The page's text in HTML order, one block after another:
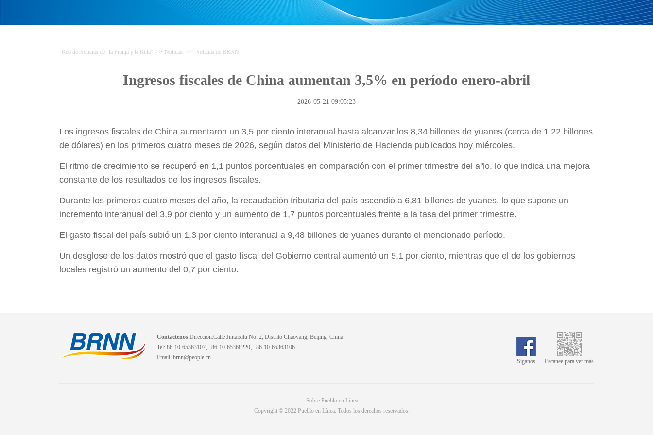
Red de Noticias de "la Franja y la Ruta" >> Noticias >> Noticias de BRNN
Ingresos fiscales de China aumentan 3,5% en período enero-abril
2026-05-21 09:05:23
Los ingresos fiscales de China aumentaron un 3,5 por ciento interanual hasta alcanzar los 8,34 billones de yuanes (cerca de 1,22 billones
de dólares) en los primeros cuatro meses de 2026, según datos del Ministerio de Hacienda publicados hoy miércoles.
El ritmo de crecimiento se recuperó en 1,1 puntos porcentuales en comparación con el primer trimestre del año, lo que indica una mejora
constante de los resultados de los ingresos fiscales.
Durante los primeros cuatro meses del año, la recaudación tributaria del país ascendió a 6,81 billones de yuanes, lo que supone un
incremento interanual del 3,9 por ciento y un aumento de 1,7 puntos porcentuales frente a la tasa del primer trimestre.
El gasto fiscal del país subió un 1,3 por ciento interanual a 9,48 billones de yuanes durante el mencionado período.
Un desglose de los datos mostró que el gasto fiscal del Gobierno central aumentó un 5,1 por ciento, mientras que el de los gobiernos
locales registró un aumento del 0,7 por ciento.
Contáctenos Dirección:Calle Jintaixilu No. 2, Distrito Chaoyang, Beijing, China
Tel: 86-10-65363107、86-10-65368220、86-10-65363106
Email: brnn@people.cn
Síganos Escanee para ver más
Sobre Pueblo en Línea
Copyright © 2022 Pueblo en Línea. Todos los derechos reservados.